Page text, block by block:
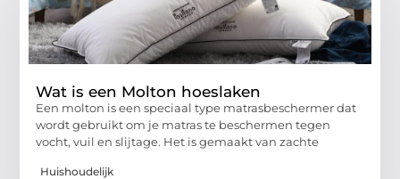
Wat is een Molton hoeslaken
Een molton is een speciaal type matrasbeschermer dat
wordt gebruikt om je matras te beschermen tegen
vocht, vuil en slijtage. Het is gemaakt van zachte
Huishoudelijk